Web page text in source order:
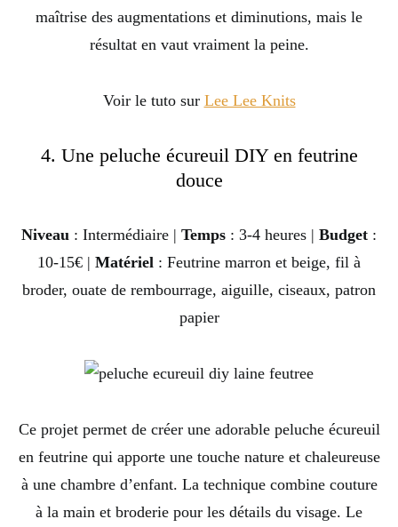
maîtrise des augmentations et diminutions, mais le
résultat en vaut vraiment la peine.
Voir le tuto sur Lee Lee Knits
4. Une peluche écureuil DIY en feutrine
douce
Niveau : Intermédiaire | Temps : 3-4 heures | Budget :
10-15€ | Matériel : Feutrine marron et beige, fil à
broder, ouate de rembourrage, aiguille, ciseaux, patron
papier
Ce projet permet de créer une adorable peluche écureuil
en feutrine qui apporte une touche nature et chaleureuse
à une chambre d’enfant. La technique combine couture
à la main et broderie pour les détails du visage. Le